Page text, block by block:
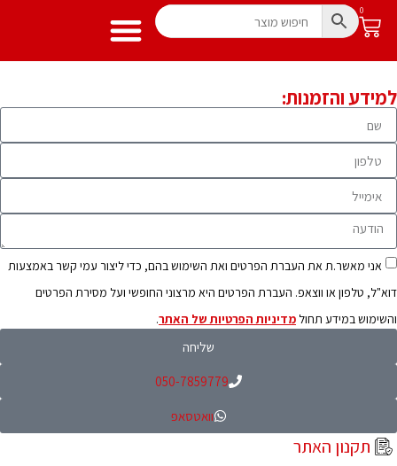
0
למידע והזמנות:
אני מאשר.ת את העברת הפרטים ואת השימוש בהם, כדי ליצור עמי קשר באמצעות
דוא"ל, טלפון או ווצאפ. העברת הפרטים היא מרצוני החופשי ועל מסירת הפרטים
והשימוש במידע תחול מדיניות הפרטיות של האתר.
שליחה
050-7859779
וואטסאפ
תקנון האתר